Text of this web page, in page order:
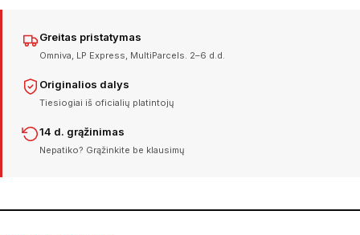
Greitas pristatymas
Omniva, LP Express, MultiParcels. 2–6 d.d.
Originalios dalys
Tiesiogiai iš oficialių platintojų
14 d. grąžinimas
Nepatiko? Grąžinkite be klausimų